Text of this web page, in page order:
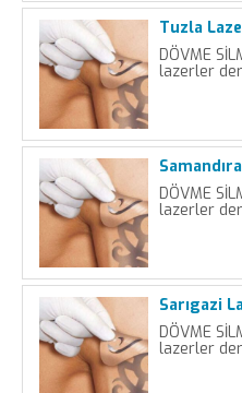
Tuzla
DÖVME
lazerler
DÖVME
lazerler
Sarıgazi
DÖVME
lazerler